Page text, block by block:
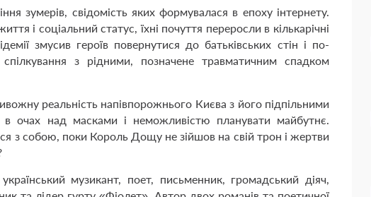
зумерів, свідомість яких формувалася в епоху інтернету.
і соціальний статус, їхні почуття переросли в кількарічні
змусив героїв повернутися до батьківських стін і по-
з рідними, позначене травматичним спадком
реальність напівпорожнього Києва з його підпільними
в очах над масками і неможливістю планувати майбутнє.
з собою, поки Король Дощу не зійшов на свій трон і жертви
музикант, поет, письменник, громадський діяч,